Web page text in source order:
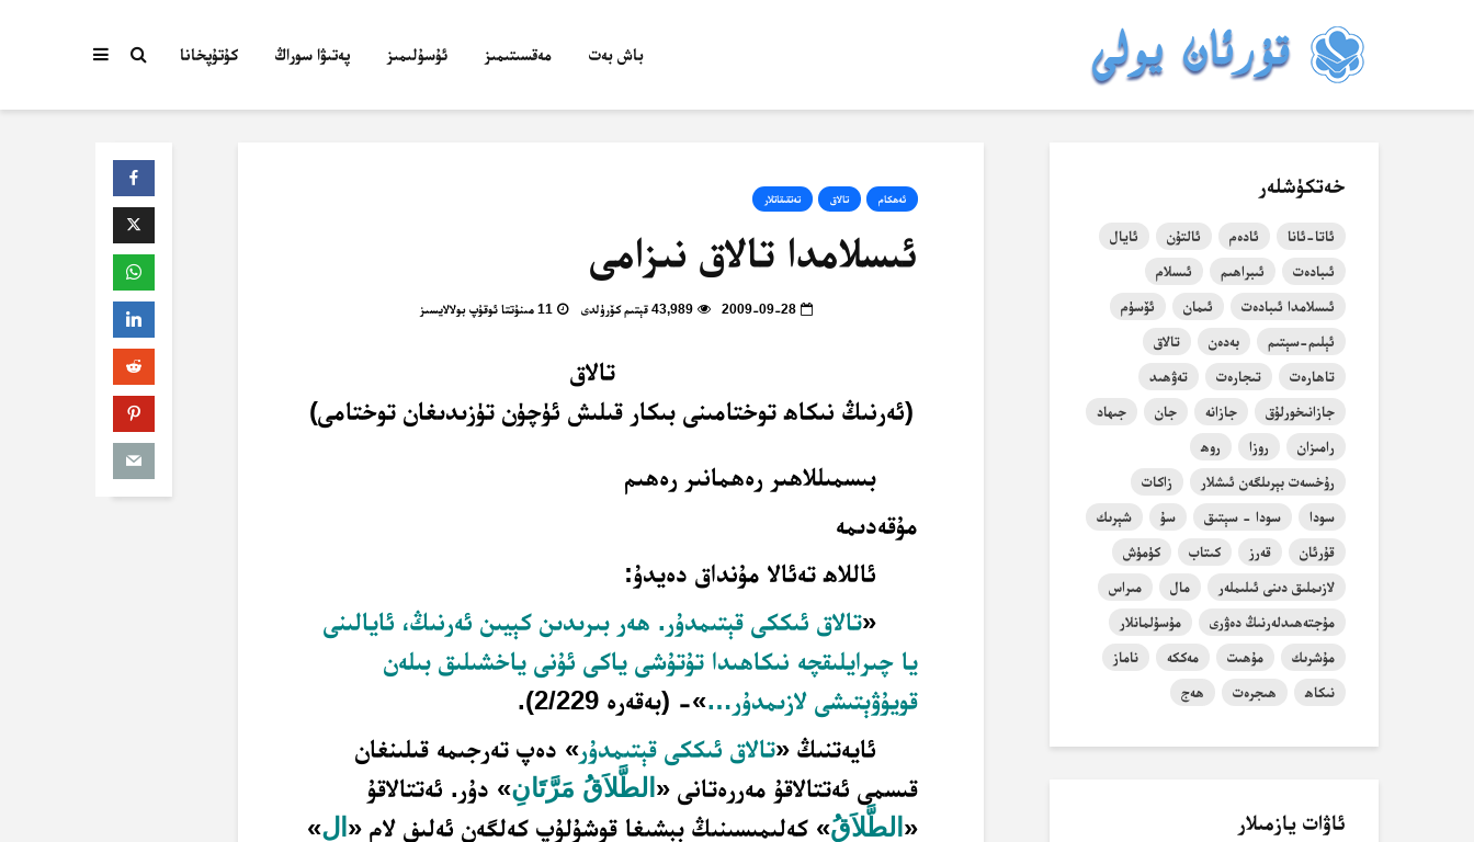
باش بەت مەقسىتىمىز ئۇسۇلىمىز پەتىۋا سوراڭ كۇتۇپخانا
ئەھكام تالاق تەتقىقاتلار
ئىسلامدا تالاق نىزامى
2009-09-28 43,989 قېتىم كۆرۈلدى 11 مىنۇتتا ئوقۇپ بولالايسىز
تالاق
(ئەرنىڭ نىكاھ توختامىنى بىكار قىلىش ئۈچۈن تۈزىدىغان توختامى)
بىسمىللاھىر رەھمانىر رەھىم
مۇقەدىمە
ئاللاھ تەئالا مۇنداق دەيدۇ:
«تالاق ئىككى قېتىمدۇر. ھەر بىرىدىن كېيىن ئەرنىڭ، ئايالىنى
يا چىرايلىقچە نىكاھىدا تۇتۇشى ياكى ئۇنى ياخشىلىق بىلەن
قويۇۋېتىشى لازىمدۇر…»- (بەقەرە 2/229).
ئايەتنىڭ «تالاق ئىككى قېتىمدۇر» دەپ تەرجىمە قىلىنغان
قىسمى ئەتتالاقۇ مەررەتانى « الطَّلاَقُ مَرَّتَانِ» دۇر. ئەتتالاقۇ
« الطَّلاَق» كەلىمىسىنىڭ بېشىغا قوشۇلۇپ كەلگەن ئەلىف لام « ال»
خەتكۈشلەر
ئاتا-ئانا ئادەم ئالتۇن
ئايال
ئىبادەت
ئىبراھىم
ئىسلام
ئىسلامدا ئىبادەت
ئىمان
ئۆسۈم
ئېلىم-سېتىم
بەدەن
تالاق
تاھارەت
تىجارەت
تەۋھىد
جازانىخورلۇق
جازانە جان
جىھاد
رامىزان
روزا
روھ
رۇخسەت بېرىلگەن ئىشلار
زاكات
سودا
سودا - سېتىق سۇ
شېرىك
قۇرئان
قەرز كىتاب
كۈمۈش
لازىملىق دىنى ئىلىملەر
مال
مىراس
مۇجتەھىدلەرنىڭ دەۋرى
مۇسۇلمانلار
مۇشرىك
مۇھىت مەككە
ناماز
نىكاھ
ھىجرەت ھەج
ئاۋات يازمىلار